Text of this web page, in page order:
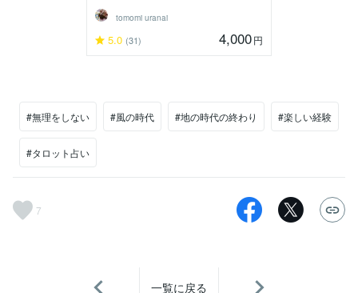
tomomi uranai
5.0 (31) 4,000円
#無理をしない #風の時代 #地の時代の終わり #楽しい経験
#タロット占い
7
一覧に戻る